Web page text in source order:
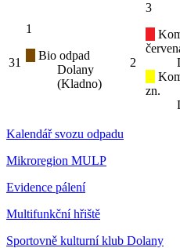
31
1
Bio odpad
Dolany
(Kladno)
2
3
zn.
Kalendář svozu odpadu
Mikroregion MULP
Evidence pálení
Multifunkční hřiště
Sportovně kulturní klub Dolany